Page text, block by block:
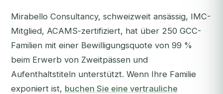
Mirabello Consultancy, schweizweit ansässig, IMC-
Mitglied, ACAMS-zertifiziert, hat über 250 GCC-
Familien mit einer Bewilligungsquote von 99 %
beim Erwerb von Zweitpässen und
Aufenthaltstiteln unterstützt. Wenn Ihre Familie
exponiert ist, buchen Sie eine vertrauliche